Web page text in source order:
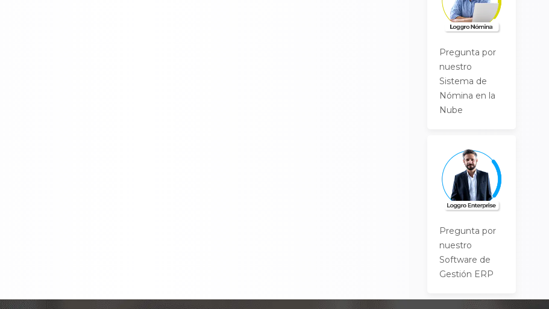
Pregunta por
nuestro
Sistema de
Nómina en la
Nube
Pregunta por
nuestro
Software de
Gestión ERP